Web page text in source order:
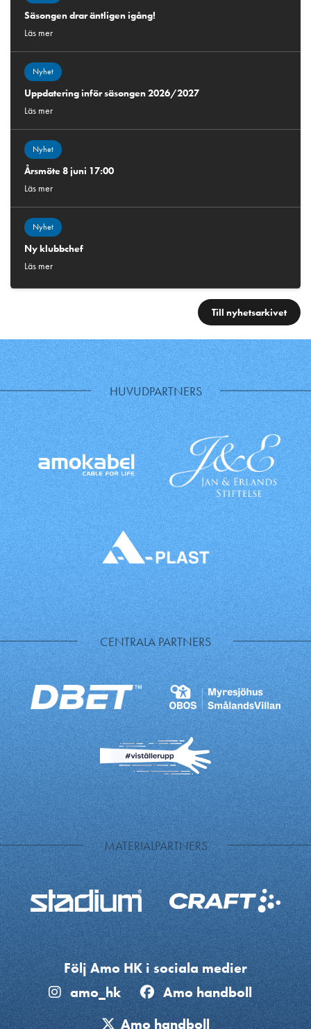
Säsongen drar äntligen igång!
Läs mer
Nyhet
Uppdatering inför säsongen 2026/2027
Läs mer
Nyhet
Årsmöte 8 juni 17:00
Läs mer
Nyhet
Ny klubbchef
Läs mer
Till nyhetsarkivet
HUVUDPARTNERS
CENTRALA PARTNERS
MATERIALPARTNERS
Följ Amo HK i sociala medier
amo_hk
Amo handboll
Amo handboll